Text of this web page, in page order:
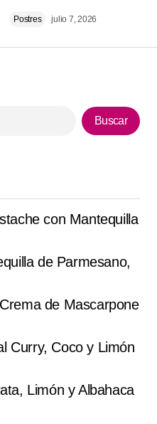
electrónico y web en este
Postres julio 7, 2026
Buscar
con Mantequilla
de Parmesano,
de Mascarpone
Curry, Coco y Limón
Limón y Albahaca